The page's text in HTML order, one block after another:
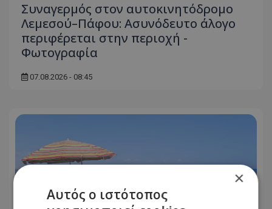
Συναγερμός στον αυτοκινητόδρομο
Λεμεσού–Πάφου: Ασυνόδευτο άλογο
περιφέρεται στην περιοχή -
Φωτογραφία
07.08.2026 - 08:45
×
Αυτός ο ιστότοπος